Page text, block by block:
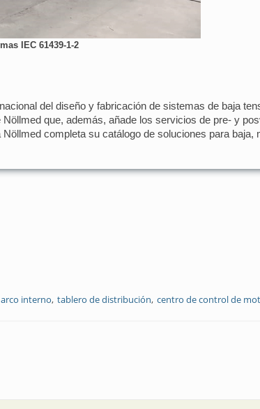
IEC 61439-1-2
del diseño y fabricación de sistemas de baja
que, además, añade los servicios de pre- y
completa su catálogo de soluciones para baja,
interno tablero de distribución centro de control de